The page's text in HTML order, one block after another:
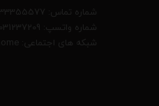
شماره تماس: 04133355577
شماره واتسپ: 09031237209
شبکه های اجتماعی: afrand.home